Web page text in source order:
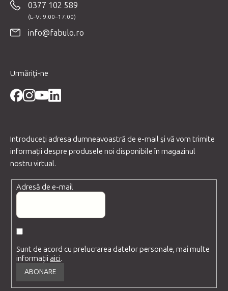
0377 102 589
info@fabulo.ro
Urmăriți-ne
Introduceţi adresa dumneavoastră de e-mail şi vă vom trimite
informaţii despre produsele noi disponibile în magazinul
nostru virtual.
Adresă de e-mail
Sunt de acord cu prelucrarea datelor personale, mai multe
informațiiaici.
ABONARE